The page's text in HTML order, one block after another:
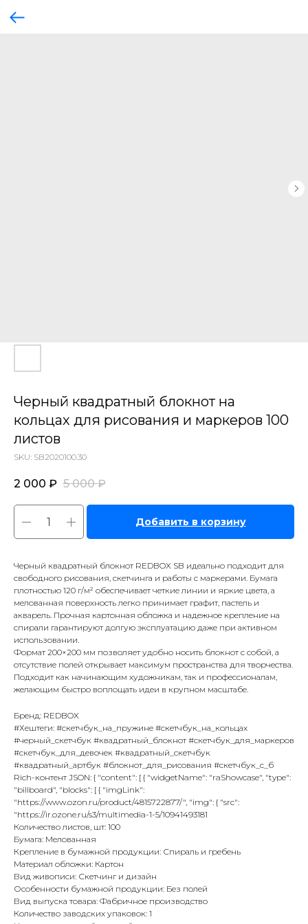
Черный квадратный блокнот на
кольцах для рисования и маркеров 100
листов
SKU: SB2020100.30
2 000 ₽ 5 000 ₽
Добавить в корзину
Черный квадратный блокнот REDBOX SB идеально подходит для
свободного рисования, скетчинга и работы с маркерами. Бумага
плотностью 120 г/м² обеспечивает четкие линии и яркие цвета, а
мелованная поверхность легко принимает графит, пастель и
акварель. Прочная картонная обложка и надежное крепление на
спирали гарантируют долгую эксплуатацию даже при активном
использовании.
Формат 200×200 мм позволяет удобно носить блокнот с собой, а
отсутствие полей открывает максимум пространства для творчества.
Подходит как начинающим художникам, так и профессионалам,
желающим быстро воплощать идеи в крупном масштабе.
Бренд: REDBOX
#Хештеги: #скетчбук_на_пружине #скетчбук_на_кольцах
#черный_скетчбук #квадратный_блокнот #скетчбук_для_маркеров
#скетчбук_для_девочек #квадратный_скетчбук
#квадратный_артбук #блокнот_для_рисования #скетчбук_с_б
Rich-контент JSON: { "content": [ { "widgetName": "raShowcase", "type":
"billboard", "blocks": [ { "imgLink":
"https://www.ozon.ru/product/4815722877/", "img": { "src":
"https://ir.ozone.ru/s3/multimedia-1-5/10941493181
Количество листов, шт: 100
Бумага: Мелованная
Крепление в бумажной продукции: Спираль и гребень
Материал обложки: Картон
Вид живописи: Скетчинг и дизайн
Особенности бумажной продукции: Без полей
Вид выпуска товара: Фабричное производство
Количество заводских упаковок: 1